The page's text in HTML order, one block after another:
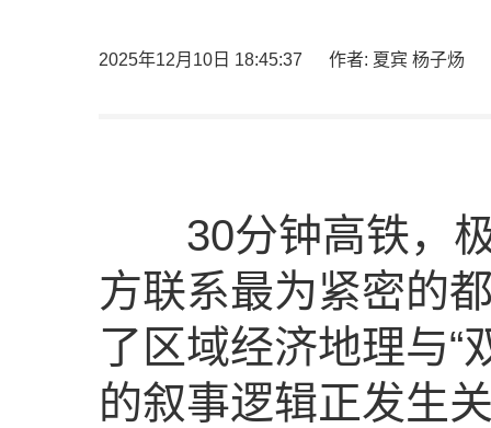
2025年12月10日 18:45:37 作者: 夏宾 杨子炀
30分钟高铁，极
方联系最为紧密的
了区域经济地理与“
的叙事逻辑正发生